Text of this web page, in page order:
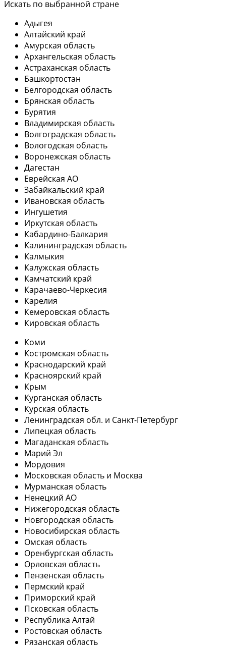
Искать по выбранной стране
Адыгея
Алтайский край
Амурская область
Архангельская область
Астраханская область
Башкортостан
Белгородская область
Брянская область
Бурятия
Владимирская область
Волгоградская область
Вологодская область
Воронежская область
Дагестан
Еврейская АО
Забайкальский край
Ивановская область
Ингушетия
Иркутская область
Кабардино-Балкария
Калининградская область
Калмыкия
Калужская область
Камчатский край
Карачаево-Черкесия
Карелия
Кемеровская область
Кировская область
Коми
Костромская область
Краснодарский край
Красноярский край
Крым
Курганская область
Курская область
Ленинградская обл. и Санкт-Петербург
Липецкая область
Магаданская область
Марий Эл
Мордовия
Московская область и Москва
Мурманская область
Ненецкий АО
Нижегородская область
Новгородская область
Новосибирская область
Омская область
Оренбургская область
Орловская область
Пензенская область
Пермский край
Приморский край
Псковская область
Республика Алтай
Ростовская область
Рязанская область